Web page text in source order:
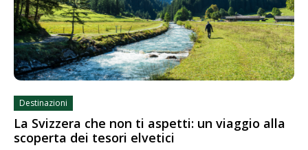
Destinazioni
La Svizzera che non ti aspetti: un viaggio alla
scoperta dei tesori elvetici